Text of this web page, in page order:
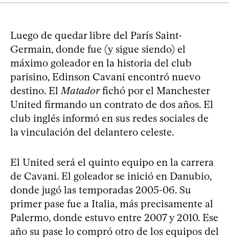
Luego de quedar libre del París Saint-
Germain, donde fue (y sigue siendo) el
máximo goleador en la historia del club
parisino, Edinson Cavani encontró nuevo
destino. El Matadorfichó por el Manchester
United firmando un contrato de dos años. El
club inglés informó en sus redes sociales de
la vinculación del delantero celeste.
El United será el quinto equipo en la carrera
de Cavani. El goleador se inició en Danubio,
donde jugó las temporadas 2005-06. Su
primer pase fue a Italia, más precisamente al
Palermo, donde estuvo entre 2007 y 2010. Ese
año su pase lo compró otro de los equipos del